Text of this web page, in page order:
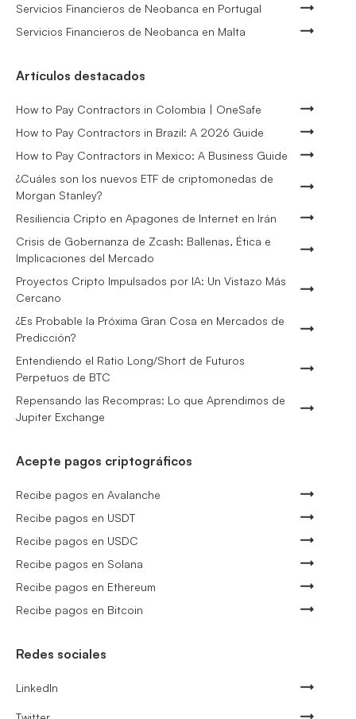
Servicios Financieros de Neobanca en Portugal
Servicios Financieros de Neobanca en Malta
Artículos destacados
How to Pay Contractors in Colombia | OneSafe
How to Pay Contractors in Brazil: A 2026 Guide
How to Pay Contractors in Mexico: A Business Guide
¿Cuáles son los nuevos ETF de criptomonedas de
Morgan Stanley?
Resiliencia Cripto en Apagones de Internet en Irán
Crisis de Gobernanza de Zcash: Ballenas, Ética e
Implicaciones del Mercado
Proyectos Cripto Impulsados por IA: Un Vistazo Más
Cercano
¿Es Probable la Próxima Gran Cosa en Mercados de
Predicción?
Entendiendo el Ratio Long/Short de Futuros
Perpetuos de BTC
Repensando las Recompras: Lo que Aprendimos de
Jupiter Exchange
Acepte pagos criptográficos
Recibe pagos en Avalanche
Recibe pagos en USDT
Recibe pagos en USDC
Recibe pagos en Solana
Recibe pagos en Ethereum
Recibe pagos en Bitcoin
Redes sociales
LinkedIn